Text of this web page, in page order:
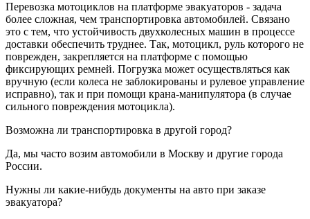
Перевозка мотоциклов на платформе эвакуаторов - задача
более сложная, чем транспортировка автомобилей. Связано
это с тем, что устойчивость двухколесных машин в процессе
доставки обеспечить труднее. Так, мотоцикл, руль которого не
поврежден, закрепляется на платформе с помощью
фиксирующих ремней. Погрузка может осуществляться как
вручную (если колеса не заблокированы и рулевое управление
исправно), так и при помощи крана-манипулятора (в случае
сильного повреждения мотоцикла).
Возможна ли транспортировка в другой город?
Да, мы часто возим автомобили в Москву и другие города
России.
Нужны ли какие-нибудь документы на авто при заказе
эвакуатора?